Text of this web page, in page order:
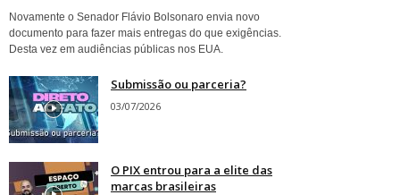
Novamente o Senador Flávio Bolsonaro envia novo
documento para fazer mais entregas do que exigências.
Desta vez em audiências públicas nos EUA.
Submissão ou parceria?
03/07/2026
O PIX entrou para a elite das
marcas brasileiras